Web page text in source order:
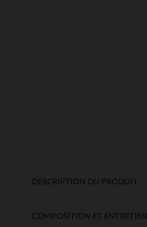
DESCRIPTION DU PRODUIT
COMPOSITION ET ENTRETIEN